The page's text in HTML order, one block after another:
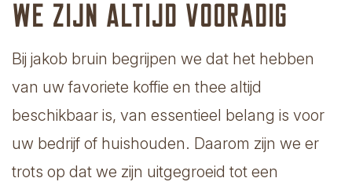
We zijn altijd vooradig
Bij jakob bruin begrijpen we dat het hebben
van uw favoriete koffie en thee altijd
beschikbaar is, van essentieel belang is voor
uw bedrijf of huishouden. Daarom zijn we er
trots op dat we zijn uitgegroeid tot een